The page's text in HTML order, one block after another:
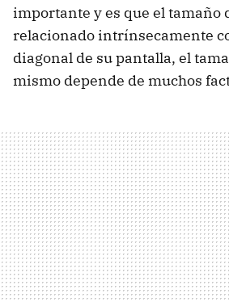
importante y es que el tamaño
relacionado intrínsecamente
diagonal de su pantalla, el
mismo depende de muchos